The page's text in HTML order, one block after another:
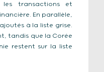
transactions et
En parallèle,
à la liste grise.
tandis que la Corée
restent sur la liste